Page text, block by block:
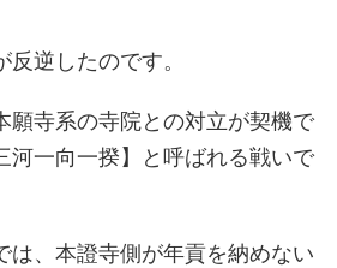
逆したのです。
願寺系の寺院との対立が契機で
河一向一揆】と呼ばれる戦いで
は、本證寺側が年貢を納めない